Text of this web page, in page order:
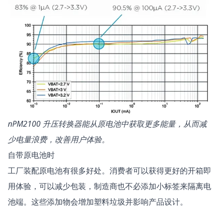
nPM2100 升压转换器能从原电池中获取更多能量，从而减
少电量浪费，改善用户体验。
自带原电池时
工厂装配原电池有很多好处。消费者可以获得更好的开箱即
用体验，可以减少包装，制造商也不必添加小标签来隔离电
池端。这些添加物会增加塑料垃圾并影响产品设计。